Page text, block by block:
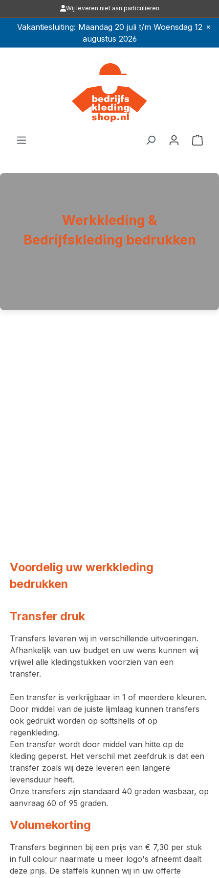
Ga naar de hoofdinhoudWij leveren niet aan particulieren
Vakantiesluiting: Maandag 20 juli t/m Woensdag 12
augustus 2026
×
Werkkleding &
Bedrijfskleding bedrukken
Voordelig uw werkkleding
bedrukken
Transfer druk
Transfers leveren wij in verschillende uitvoeringen.
Afhankelijk van uw budget en uw wens kunnen wij
vrijwel alle kledingstukken voorzien van een
transfer.
Een transfer is verkrijgbaar in 1 of meerdere kleuren.
Door middel van de juiste lijmlaag kunnen transfers
ook gedrukt worden op softshells of op
regenkleding.
Een transfer wordt door middel van hitte op de
kleding geperst. Het verschil met zeefdruk is dat een
transfer zoals wij deze leveren een langere
levensduur heeft.
Onze transfers zijn standaard 40 graden wasbaar, op
aanvraag 60 of 95 graden.
Volumekorting
Transfers beginnen bij een prijs van € 7,30 per stuk
in full colour naarmate u meer logo's afneemt daalt
deze prijs. De staffels kunnen wij in uw offerte